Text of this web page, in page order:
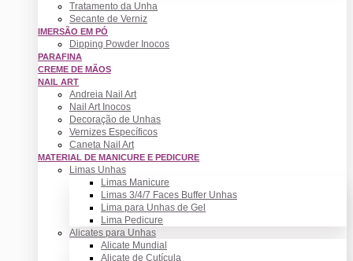
Tratamento da Unha
Secante de Verniz
IMERSÃO EM PÓ
Dipping Powder Inocos
PARAFINA
CREME DE MÃOS
NAIL ART
Andreia Nail Art
Nail Art Inocos
Decoração de Unhas
Vernizes Específicos
Caneta Nail Art
MATERIAL DE MANICURE E PEDICURE
Limas Unhas
Limas Manicure
Limas 3/4/7 Faces Buffer Unhas
Lima para Unhas de Gel
Lima Pedicure
Alicates para Unhas
Alicate Mundial
Alicate de Cutícula